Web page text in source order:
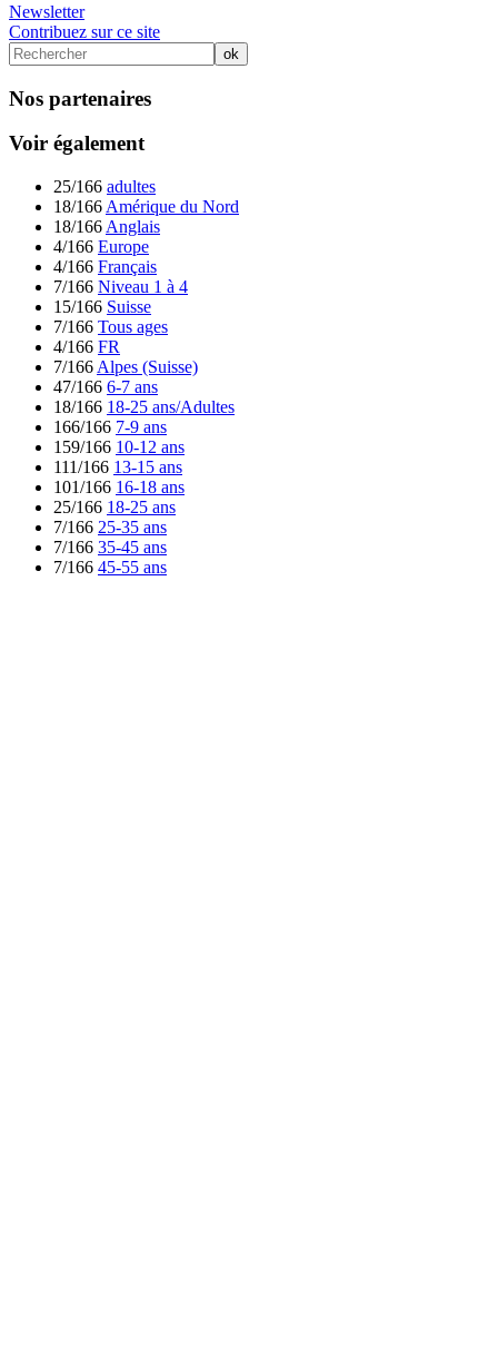
Newsletter
Contribuez sur ce site
Nos partenaires
Voir également
25/166 adultes
18/166 Amérique du Nord
18/166 Anglais
4/166 Europe
4/166 Français
7/166 Niveau 1 à 4
15/166 Suisse
7/166 Tous ages
4/166 FR
7/166 Alpes (Suisse)
47/166 6-7 ans
18/166 18-25 ans/Adultes
166/166 7-9 ans
159/166 10-12 ans
111/166 13-15 ans
101/166 16-18 ans
25/166 18-25 ans
7/166 25-35 ans
7/166 35-45 ans
7/166 45-55 ans